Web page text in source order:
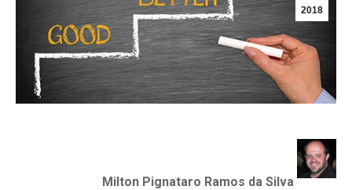
2018
Milton Pignataro Ramos da Silva